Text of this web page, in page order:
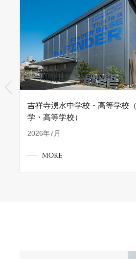
吉祥寺湧水中学校・高等学校
学・高等学校）
2026年7月
MORE